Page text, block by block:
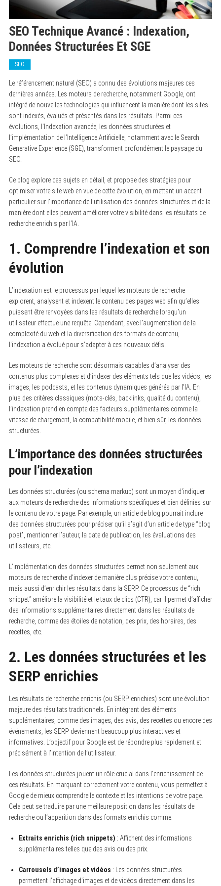
SEO Technique Avancé : Indexation,
Données Structurées Et SGE
SEO
Le référencement naturel (SEO) a connu des évolutions majeures ces
dernières années. Les moteurs de recherche, notamment Google, ont
intégré de nouvelles technologies qui influencent la manière dont les sites
sont indexés, évalués et présentés dans les résultats. Parmi ces
évolutions, l’Indexation avancée, les données structurées et
l’implémentation de l’Intelligence Artificielle, notamment avec le Search
Generative Experience (SGE), transforment profondément le paysage du
SEO.
Ce blog explore ces sujets en détail, et propose des stratégies pour
optimiser votre site web en vue de cette évolution, en mettant un accent
particulier sur l’importance de l’utilisation des données structurées et de la
manière dont elles peuvent améliorer votre visibilité dans les résultats de
recherche enrichis par l’IA.
1. Comprendre l’indexation et son
évolution
L’indexation est le processus par lequel les moteurs de recherche
explorent, analysent et indexent le contenu des pages web afin qu’elles
puissent être renvoyées dans les résultats de recherche lorsqu’un
utilisateur effectue une requête. Cependant, avec l’augmentation de la
complexité du web et la diversification des formats de contenu,
l’indexation a évolué pour s’adapter à ces nouveaux défis.
Les moteurs de recherche sont désormais capables d’analyser des
contenus plus complexes et d’indexer des éléments tels que les vidéos, les
images, les podcasts, et les contenus dynamiques générés par l’IA. En
plus des critères classiques (mots-clés, backlinks, qualité du contenu),
l’indexation prend en compte des facteurs supplémentaires comme la
vitesse de chargement, la compatibilité mobile, et bien sûr, les données
structurées.
L’importance des données structurées
pour l’indexation
Les données structurées (ou schema markup) sont un moyen d’indiquer
aux moteurs de recherche des informations spécifiques et bien définies sur
le contenu de votre page. Par exemple, un article de blog pourrait inclure
des données structurées pour préciser qu’il s’agit d’un article de type “blog
post”, mentionner l’auteur, la date de publication, les évaluations des
utilisateurs, etc.
L’implémentation des données structurées permet non seulement aux
moteurs de recherche d’indexer de manière plus précise votre contenu,
mais aussi d’enrichir les résultats dans la SERP. Ce processus de “rich
snippet” améliore la visibilité et le taux de clics (CTR), car il permet d’afficher
des informations supplémentaires directement dans les résultats de
recherche, comme des étoiles de notation, des prix, des horaires, des
recettes, etc.
2. Les données structurées et les
SERP enrichies
Les résultats de recherche enrichis (ou SERP enrichies) sont une évolution
majeure des résultats traditionnels. En intégrant des éléments
supplémentaires, comme des images, des avis, des recettes ou encore des
événements, les SERP deviennent beaucoup plus interactives et
informatives. L’objectif pour Google est de répondre plus rapidement et
précisément à l’intention de l’utilisateur.
Les données structurées jouent un rôle crucial dans l’enrichissement de
ces résultats. En marquant correctement votre contenu, vous permettez à
Google de mieux comprendre le contexte et les intentions de votre page.
Cela peut se traduire par une meilleure position dans les résultats de
recherche ou l’apparition dans des formats enrichis comme:
Extraits enrichis (rich snippets) : Affichent des informations
supplémentaires telles que des avis ou des prix.
Carrousels d’images et vidéos : Les données structurées
permettent l’affichage d’images et de vidéos directement dans les